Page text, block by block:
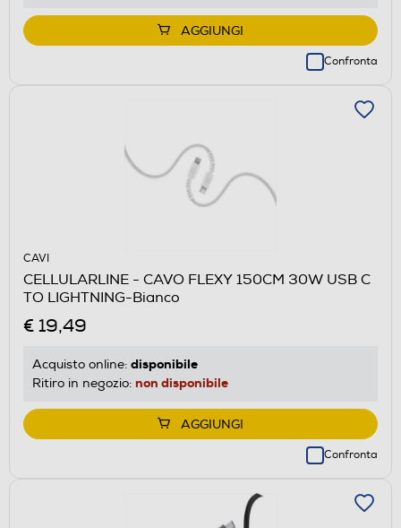
AGGIUNGI
Confronta
CAVI
CELLULARLINE - CAVO FLEXY 150CM 30W USB C
TO LIGHTNING-Bianco
€ 19,49
Acquisto online: disponibile
Ritiro in negozio: non disponibile
AGGIUNGI
Confronta